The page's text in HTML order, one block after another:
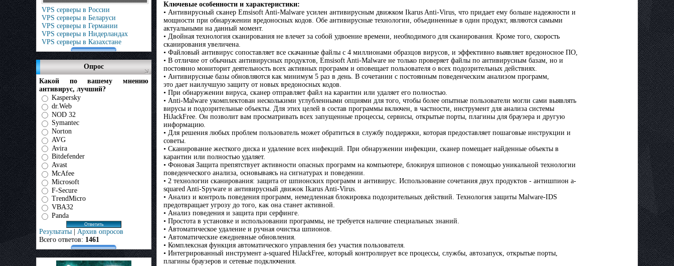
VPS серверы в России
VPS серверы в Беларуси
VPS серверы в Германии
VPS серверы в Нидерландах
VPS серверы в Казахстане
Опрос
Какой по вашему мнению
антивирус, лучший?
Kaspersky
dr.Web
NOD 32
Symantec
Norton
AVG
Avira
Bitdefender
Avast
McAfee
Microsoft
F-Secure
TrendMicro
VBA32
Panda
Результаты | Архив опросов
Всего ответов: 1461
Ключевые особенности и характеристики:
• Антивирусный сканер Emsisoft Anti-Malware усилен антивирусным движком Ikarus Anti-Virus, что придает ему больше надежности и
мощности при обнаружении вредоносных кодов. Обе антивирусные технологии, объединенные в один продукт, являются самыми
актуальными на данный момент.
• Двойная технология сканирования не влечет за собой удвоение времени, необходимого для сканирования. Кроме того, скорость
сканирования увеличена.
• Файловый антивирус сопоставляет все скачанные файлы с 4 миллионами образцов вирусов, и эффективно выявляет вредоносное ПО,
• В отличие от обычных антивирусных продуктов, Emsisoft Anti-Malware не только проверяет файлы по антивирусным базам, но и
постоянно мониторит деятельность всех активных программ и оповещает пользователя о всех подозрительных действиях.
• Антивирусные базы обновляются как минимум 5 раз в день. В сочетании с постоянным поведенческим анализом программ,
это дает наилучшую защиту от новых вредоносных кодов.
• При обнаружении вируса, сканер отправляет файл на карантин или удаляет его полностью.
• Anti-Malware укомплектован несколькими углубленными опциями для того, чтобы более опытные пользователи могли сами выявлять
вирусы и подозрительные объекты. Для этих целей в состав программы включен, в частности, инструмент для анализа системы
HiJackFree. Он позволит вам просматривать всех запущенные процессы, сервисы, открытые порты, плагины для браузера и другую
информацию.
• Для решения любых проблем пользователь может обратиться в службу поддержки, которая предоставляет пошаговые инструкции и
советы.
• Сканирование жесткого диска и удаление всех инфекций. При обнаружении инфекции, сканер помещает найденные объекты в
карантин или полностью удаляет.
• Фоновая Защита препятствует активности опасных программ на компьютере, блокируя шпионов с помощью уникальной технологии
поведенческого анализа, основываясь на сигнатурах и поведении.
• 2 технологии сканирования: защита от шпионских программ и антивирус. Использование сочетания двух продуктов - антишпион a-
squared Anti-Spyware и антивирусный движок Ikarus Anti-Virus.
• Анализ и контроль поведения программ, немедленная блокировка подозрительных действий. Технология защиты Malware-IDS
предотвращает угрозу до того, как она станет активной.
• Анализ поведения и защита при серфинге.
• Простота в установке и использовании программы, не требуется наличие специальных знаний.
• Автоматическое удаление и ручная очистка шпионов.
• Автоматические ежедневные обновления.
• Комплексная функция автоматического управления без участия пользователя.
• Интегрированный инструмент a-squared HiJackFree, который контролирует все процессы, службы, автозапуск, открытые порты,
плагины браузеров и сетевые подключения.